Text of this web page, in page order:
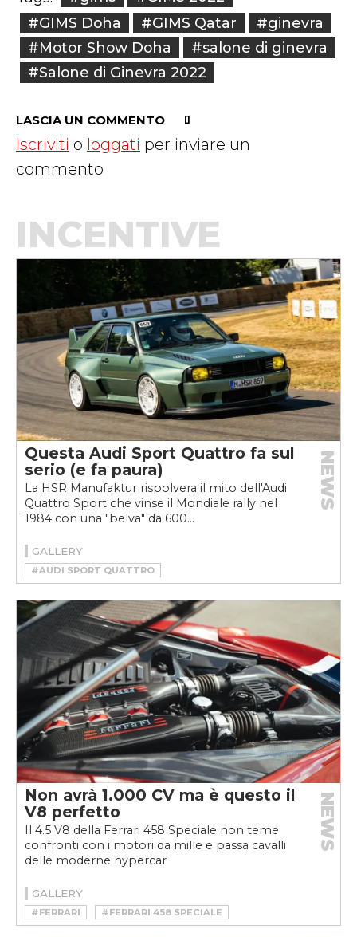
#GIMS Doha
#GIMS Qatar
#ginevra
#Motor Show Doha
#salone di ginevra
#Salone di Ginevra 2022
LASCIA UN COMMENTO
Iscriviti o loggati per inviare un
commento
INCENTIVE
Questa Audi Sport Quattro fa sul
serio (e fa paura)
La HSR Manufaktur rispolvera il mito dell'Audi
Quattro Sport che vinse il Mondiale rally nel
1984 con una "belva" da 600...
NEWS
GALLERY
#AUDI SPORT QUATTRO
#HSR MANUFAKTUR
#RESTOMOD
Non avrà 1.000 CV ma è questo il
V8 perfetto
Il 4.5 V8 della Ferrari 458 Speciale non teme
confronti con i motori da mille e passa cavalli
delle moderne hypercar
NEWS
GALLERY
#FERRARI #FERRARI 458 SPECIALE